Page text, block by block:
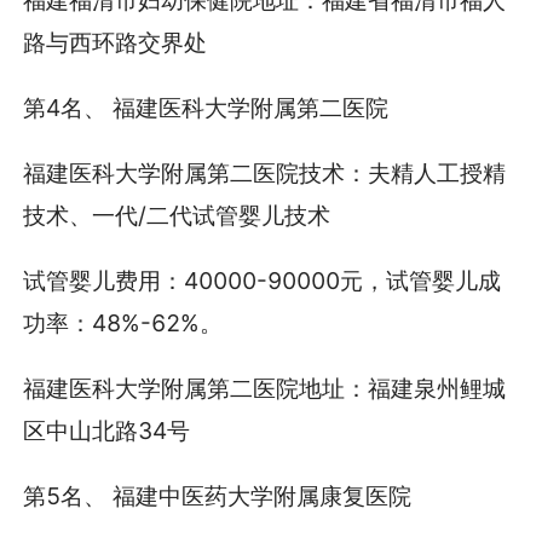
路与西环路交界处
第4名、 福建医科大学附属第二医院
福建医科大学附属第二医院技术：夫精人工授精
技术、一代/二代试管婴儿技术
试管婴儿费用：40000-90000元，试管婴儿成
功率：48%-62%。
福建医科大学附属第二医院地址：福建泉州鲤城
区中山北路34号
第5名、 福建中医药大学附属康复医院